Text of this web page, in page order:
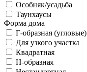
Особняк/усадьба
Таунхаусы
Форма дома
Г-образная (угловые)
Для узкого участка
Квадратная
Н-образная